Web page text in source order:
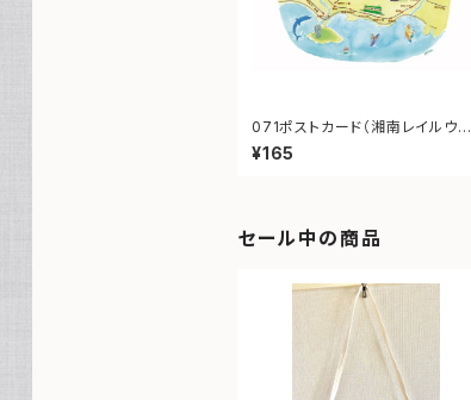
071ポストカード（湘南レイルウェ
イ）
¥165
セール中の商品